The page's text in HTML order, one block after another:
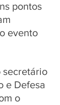
pontos
evento
secretário
e Defesa
o